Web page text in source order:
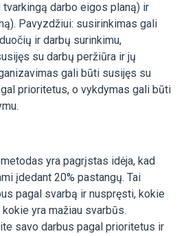
darbo eigos planą) ir
Pavyzdžiui: susirinkimas gali
ir darbų surinkimu,
su darbų peržiūra ir jų
gali būti susijęs su
prioritetus, o vykdymas gali būti
yra pagrįstas idėja, kad
įdedant 20% pastangų. Tai
pagal svarbą ir nuspręsti, kokie
yra mažiau svarbūs.
savo darbus pagal prioritetus ir